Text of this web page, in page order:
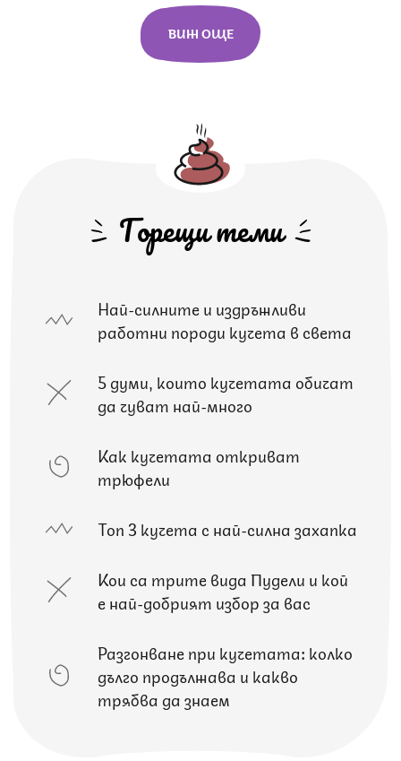
ВИЖ ОЩЕ
Горещи теми
Най-силните и издръжливи
работни породи кучета в света
5 думи, които кучетата обичат
да чуват най-много
Как кучетата откриват
трюфели
Топ 3 кучета с най-силна захапка
Кои са трите вида Пудели и кой
е най-добрият избор за вас
Разгонване при кучетата: колко
дълго продължава и какво
трябва да знаем